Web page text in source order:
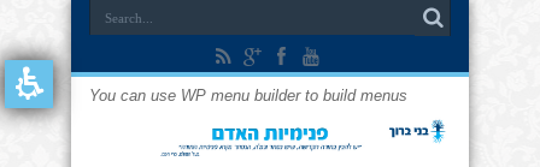
You can use WP menu builder to build menus